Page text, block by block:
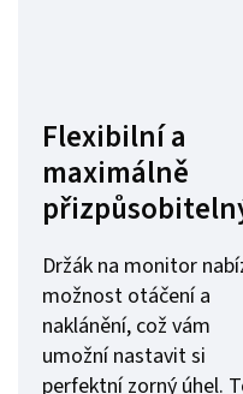
Flexibilní a
maximálně
Držák na monitor
možnost otáčení a
naklánění, což vám
umožní nastavit si
perfektní zorný úhel.